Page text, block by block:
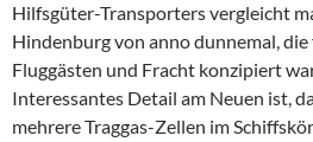
Hilfsgüter-Transporters vergleicht
Hindenburg von anno dunnemal,
Fluggästen und Fracht konzipiert
Interessantes Detail am Neuen ist,
mehrere Traggas-Zellen im